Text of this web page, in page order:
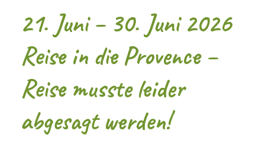
21. Juni – 30. Juni 2026
Reise in die Provence –
Reise musste leider
abgesagt werden!